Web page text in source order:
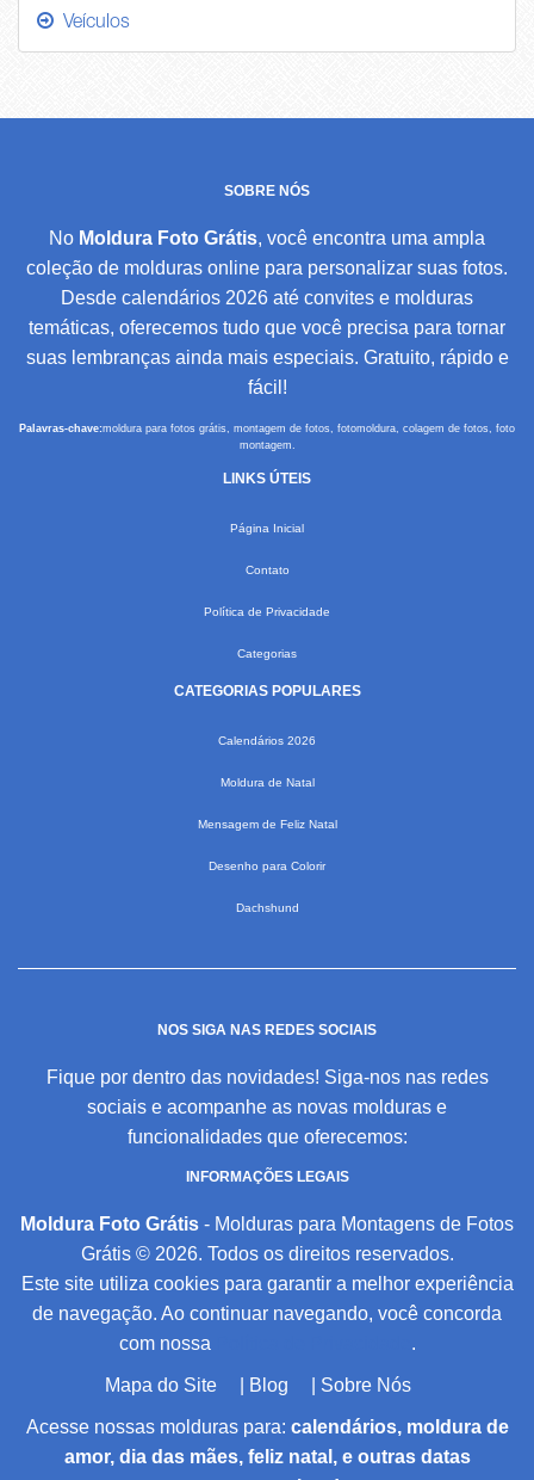
Veículos
SOBRE NÓS
No Moldura Foto Grátis, você encontra uma ampla
coleção de molduras online para personalizar suas fotos.
Desde calendários 2026 até convites e molduras
temáticas, oferecemos tudo que você precisa para tornar
suas lembranças ainda mais especiais. Gratuito, rápido e
fácil!
Palavras-chave:moldura para fotos grátis, montagem de fotos, fotomoldura, colagem de fotos, foto
montagem.
LINKS ÚTEIS
Página Inicial
Contato
Política de Privacidade
Categorias
CATEGORIAS POPULARES
Calendários 2026
Moldura de Natal
Mensagem de Feliz Natal
Desenho para Colorir
Dachshund
NOS SIGA NAS REDES SOCIAIS
Fique por dentro das novidades! Siga-nos nas redes
sociais e acompanhe as novas molduras e
funcionalidades que oferecemos:
INFORMAÇÕES LEGAIS
Moldura Foto Grátis - Molduras para Montagens de Fotos
Grátis © 2026. Todos os direitos reservados.
Este site utiliza cookies para garantir a melhor experiência
de navegação. Ao continuar navegando, você concorda
com nossa
.
Mapa do Site Blog Sobre Nós
Acesse nossas molduras para: calendários, moldura de
amor, dia das mães, feliz natal, e outras datas